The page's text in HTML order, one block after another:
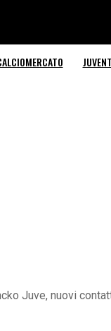
Juve, nuovi